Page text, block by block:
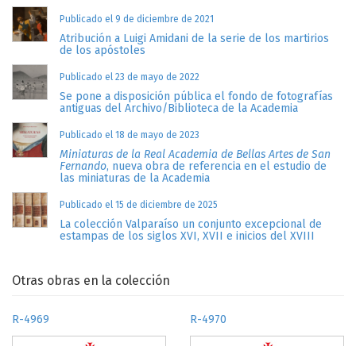
Publicado el 9 de diciembre de 2021
Atribución a Luigi Amidani de la serie de los martirios
de los apóstoles
Publicado el 23 de mayo de 2022
Se pone a disposición pública el fondo de fotografías
antiguas del Archivo/Biblioteca de la Academia
Publicado el 18 de mayo de 2023
Miniaturas de la Real Academia de Bellas Artes de San
Fernando, nueva obra de referencia en el estudio de
las miniaturas de la Academia
Publicado el 15 de diciembre de 2025
La colección Valparaíso un conjunto excepcional de
estampas de los siglos XVI, XVII e inicios del XVIII
Otras obras en la colección
R-4969 R-4970